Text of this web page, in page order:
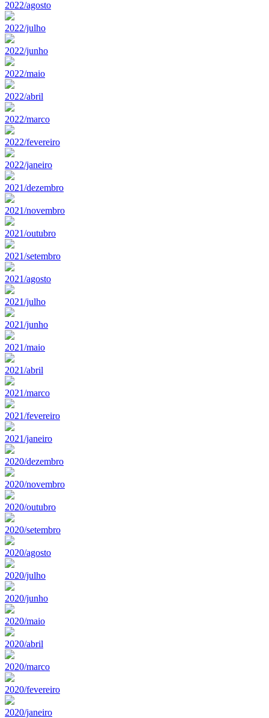
2022/agosto
2022/julho
2022/junho
2022/maio
2022/abril
2022/marco
2022/fevereiro
2022/janeiro
2021/dezembro
2021/novembro
2021/outubro
2021/setembro
2021/agosto
2021/julho
2021/junho
2021/maio
2021/abril
2021/marco
2021/fevereiro
2021/janeiro
2020/dezembro
2020/novembro
2020/outubro
2020/setembro
2020/agosto
2020/julho
2020/junho
2020/maio
2020/abril
2020/marco
2020/fevereiro
2020/janeiro